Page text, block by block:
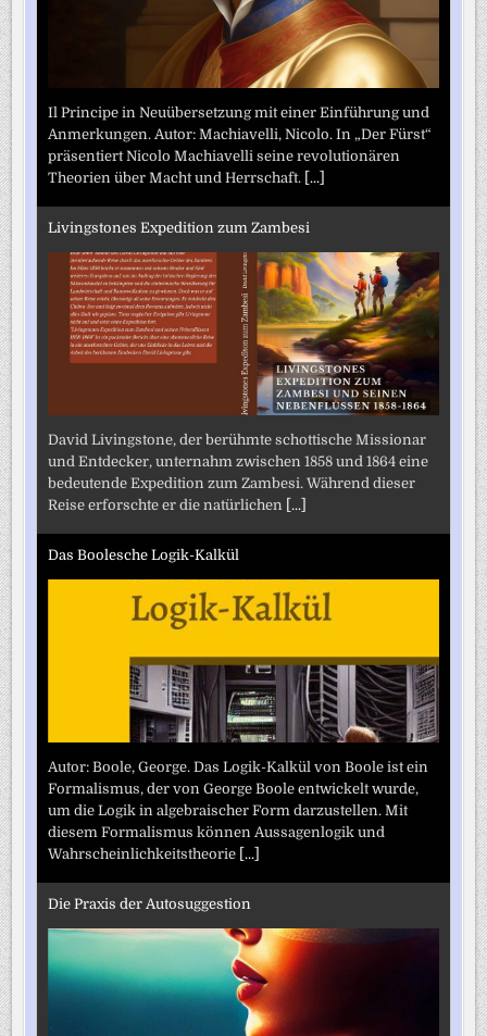
Il Principe in Neuübersetzung mit einer Einführung und
Anmerkungen. Autor: Machiavelli, Nicolo. In „Der Fürst“
präsentiert Nicolo Machiavelli seine revolutionären
Theorien über Macht und Herrschaft.
[...]
Livingstones Expedition zum Zambesi
David Livingstone, der berühmte schottische Missionar
und Entdecker, unternahm zwischen 1858 und 1864 eine
bedeutende Expedition zum Zambesi. Während dieser
Reise erforschte er die natürlichen
[...]
Das Boolesche Logik-Kalkül
Autor: Boole, George. Das Logik-Kalkül von Boole ist ein
Formalismus, der von George Boole entwickelt wurde,
um die Logik in algebraischer Form darzustellen. Mit
diesem Formalismus können Aussagenlogik und
Wahrscheinlichkeitstheorie [...]
Die Praxis der Autosuggestion